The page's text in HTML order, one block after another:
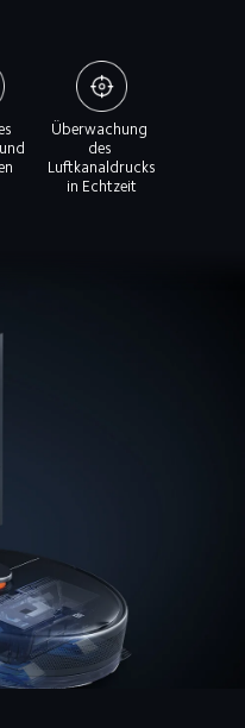
Überwachung
des
Luftkanaldrucks
in Echtzeit